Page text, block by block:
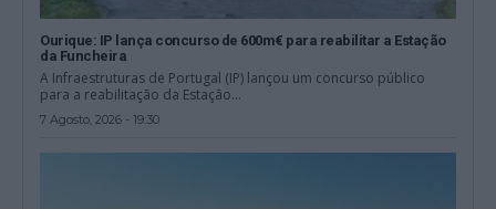
Ourique: IP lança concurso de 600m€ para reabilitar a Estação
da Funcheira
A Infraestruturas de Portugal (IP) lançou um concurso público
para a reabilitação da Estação...
7 Agosto, 2026 - 19:30